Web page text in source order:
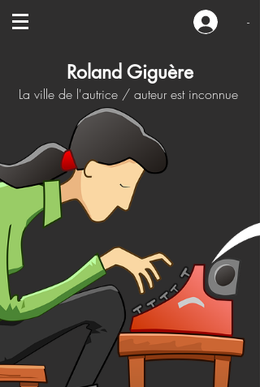
-
Roland Giguère
La ville de l'autrice / auteur est inconnue